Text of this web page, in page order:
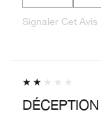
Signaler Cet Avis
DÉCEPTION